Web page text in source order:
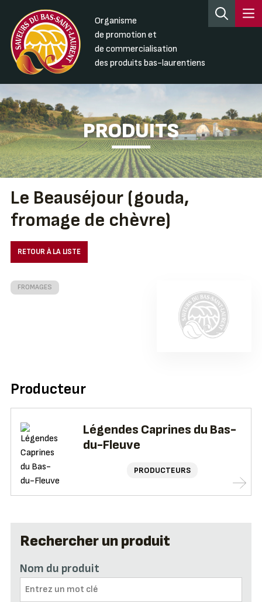
Organisme
de promotion et
de commercialisation
des produits bas-laurentiens
PRODUITS
Rechercher un produit
Nom du produit
Le Beauséjour (gouda,
fromage de chèvre)
RETOUR À LA LISTE
FROMAGES
Producteur
Légendes Caprines du Bas-
du-Fleuve
PRODUCTEURS